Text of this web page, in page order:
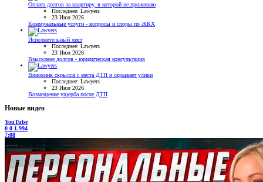
Оплата долгов за квартиру, в которой не проживаю
Последнее: Lawyers
23 Июл 2026
Коммунальные услуги - вопросы и споры по ЖКХ
Исполнительный лист
Последнее: Lawyers
23 Июл 2026
Взыскание долгов - юридическая консультация
Виновник скрылся с места ДТП и скрывает улики
Последнее: Lawyers
23 Июл 2026
Возмещение ущерба после ДТП
Новые видео
YouTube
0 0 1.994
7:08